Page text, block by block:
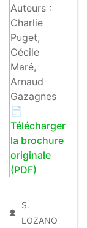
Auteurs :
Charlie
Puget,
Cécile
Maré,
Arnaud
Gazagnes
📄
Télécharger
la brochure
originale
(PDF)
S.
LOZANO